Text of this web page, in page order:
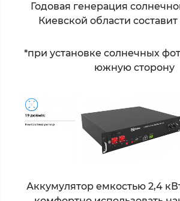
Годовая генерация
Киевской области составит
*при установке солнечных
южную сторону
Аккумулятор емкостью 2,4